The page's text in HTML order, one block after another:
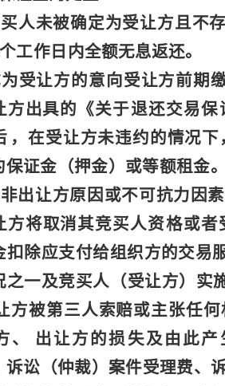
人未被确定为受让方且不
个工作日 内全额无息返还。
受让方的意向受让方前期
方出具的 《关于退还交易
，在受让方未违约的情况下
保证金（押金）或等额租金
出让方原因或不可抗力因素
方将取消其竞买人资格或者
扣除应支付给组织方的交易
之一及竞买人（受让方）实
方被第三人索赔或主张任
、
出让方的损失及由此
诉讼（仲裁）案件受理费